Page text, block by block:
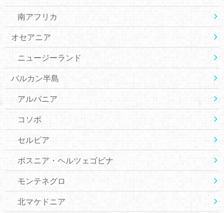
南アフリカ
オセアニア
ニュージーランド
バルカン半島
アルバニア
コソボ
セルビア
ボスニア・ヘルツェゴビナ
モンテネグロ
北マケドニア